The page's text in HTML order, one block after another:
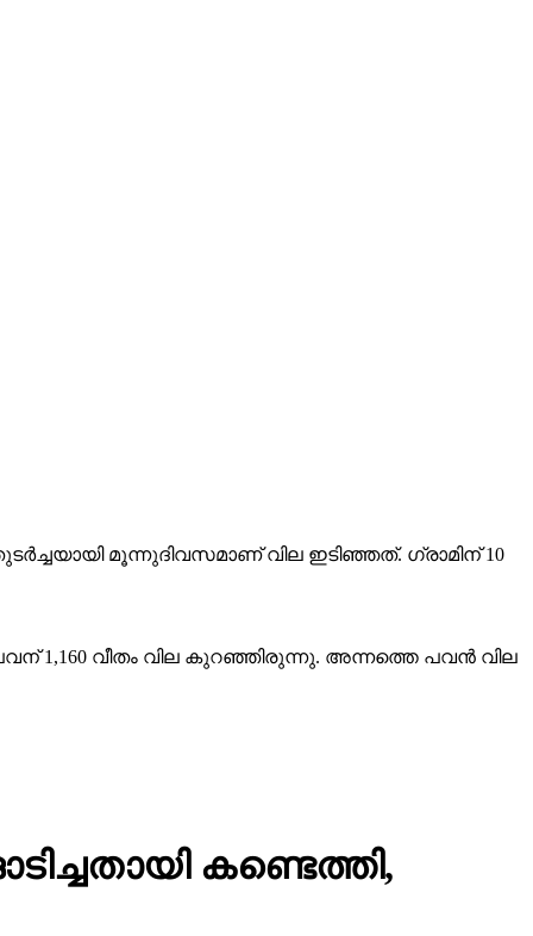
മൂന്നുദിവസമാണ് വില ഇടിഞ്ഞത്. ഗ്രാമിന് 10
പവന് 1,160 വീതം വില കുറഞ്ഞിരുന്നു. അന്നത്തെ പവന്‍ വില
കണ്ടെത്തി,